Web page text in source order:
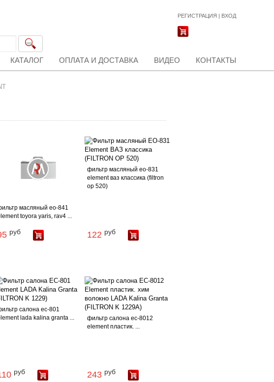
РЕГИСТРАЦИЯ | ВХОД
КАТАЛОГ ОПЛАТА И ДОСТАВКА ВИДЕО КОНТАКТЫ
масляный ео-841
toyora yaris, rav4 ...
руб
фильтр масляный ео-831
element ваз классика (filtron
op 520)
122 руб
салона ес-801
lada kalina granta ...
руб
фильтр салона ес-8012
element пластик. ...
243 руб